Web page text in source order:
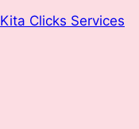
Kita Clicks Services